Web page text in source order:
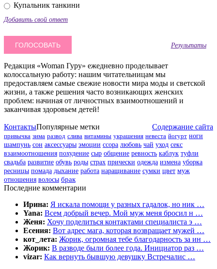
Купальник танкини
Добавить свой ответ
Результаты
Редакция «Woman Гуру» ежедневно проделывает
колоссальную работу: нашим читательницам мы
предоставляем самые свежие новости мира моды и светской
жизни, а также решения часто возникающих женских
проблем: начиная от личностных взаимоотношений и
заканчивая здоровьем детей!
Контакты Содержание сайта
Популярные метки
привычка зима развод слива витамины украшения невеста йогурт ноги
шампунь сон аксессуары эмоции ссора любовь чай уход секс
взаимоотношения похудение сыр общение ревность каблук туфли
свадьба развитие обувь роды страх прически одежда измена уборка
ресницы помада дыхание работа наращивание сумки цвет муж
отношения волосы брак
Последние комментарии
Ирина: Я искала помощи у разных гадалок, но ник …
Yana: Всем добрый вечер. Мой муж меня бросил н …
Женя: Хочу поделиться контактами специалиста э …
Есения: Вот адрес мага, которая возвращает мужей …
кот_лета: Жорик, огромная тебе благодарность за ин …
Жорик: В разводе были более года. Инициатор раз …
vizar: Как вернуть бывшую девушку Встречалис …